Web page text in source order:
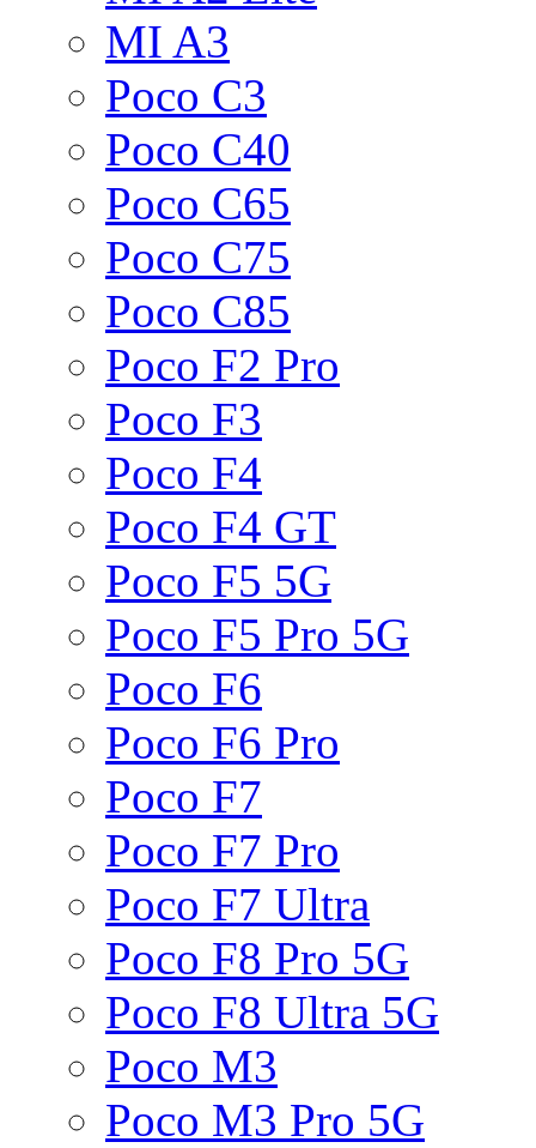
MI A3
Poco C3
Poco C40
Poco C65
Poco C75
Poco C85
Poco F2 Pro
Poco F3
Poco F4
Poco F4 GT
Poco F5 5G
Poco F5 Pro 5G
Poco F6
Poco F6 Pro
Poco F7
Poco F7 Pro
Poco F7 Ultra
Poco F8 Pro 5G
Poco F8 Ultra 5G
Poco M3
Poco M3 Pro 5G